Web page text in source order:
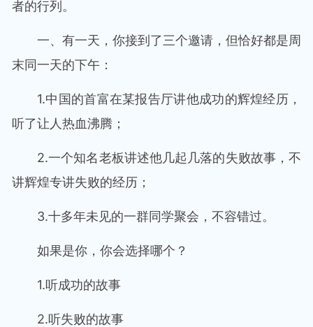
者的行列。
一、有一天，你接到了三个邀请，但恰好都是周
末同一天的下午：
1.中国的首富在某报告厅讲他成功的辉煌经历，
听了让人热血沸腾；
2.一个知名老板讲述他几起几落的失败故事，不
讲辉煌专讲失败的经历；
3.十多年未见的一群同学聚会，不容错过。
如果是你，你会选择哪个？
1.听成功的故事
2.听失败的故事